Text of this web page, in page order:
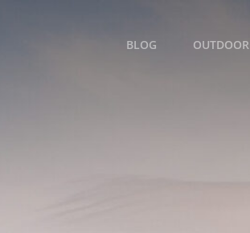
BLOG OUTDOOR